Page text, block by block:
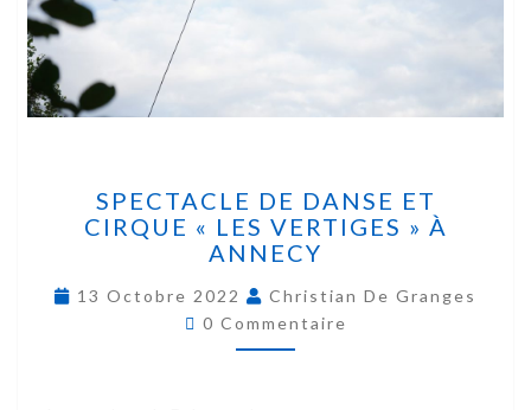
SPECTACLE DE DANSE ET
CIRQUE « LES VERTIGES » À
ANNECY
13 Octobre 2022
Christian De Granges
0 Commentaire